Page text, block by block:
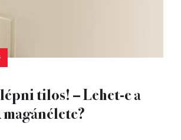
tilos! – Lehet-e a